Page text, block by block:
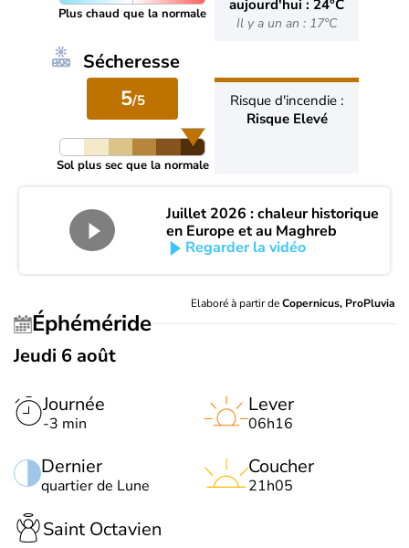
Plus chaud que la normale aujourd'hui : 24°C
Il y a un an : 17°C
Sécheresse
5/5
Sol plus sec que la normale
Risque d'incendie :
Risque Elevé
Juillet 2026 : chaleur historique
en Europe et au Maghreb
Regarder la vidéo
Elaboré à partir deCopernicus, ProPluvia
Éphéméride
Jeudi 6 août
Journée
-3 min
Dernier
quartier de Lune
Lever
06h16
Coucher
21h05
Saint Octavien